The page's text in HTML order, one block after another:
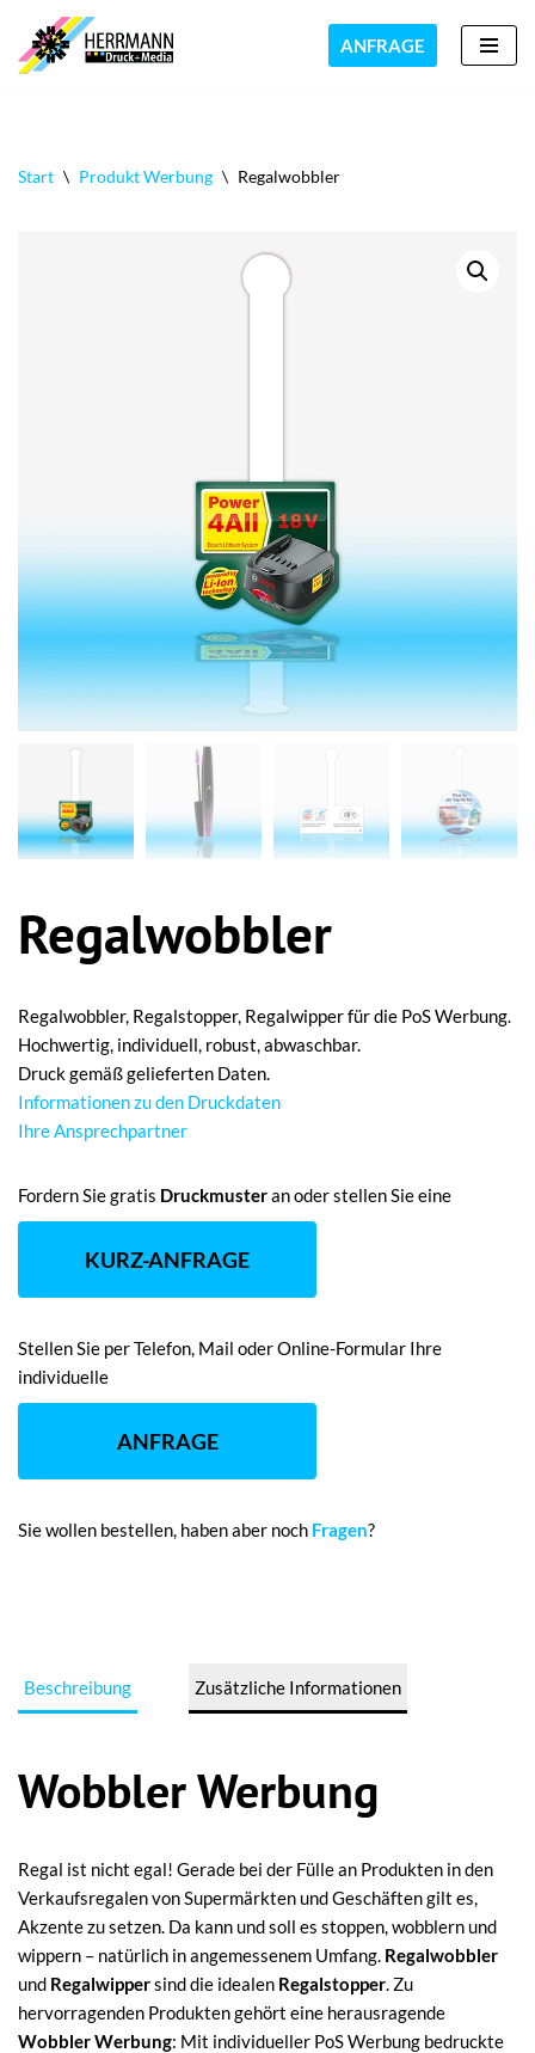
Zum
ANFRAGE
Start \ Produkt Werbung \ Regalwobbler
Regalwobbler
Regalwobbler, Regalstopper, Regalwipper für die PoS Werbung.
Hochwertig, individuell, robust, abwaschbar.
Druck gemäß gelieferten Daten.
Informationen zu den Druckdaten
Ihre Ansprechpartner
Fordern Sie gratis Druckmusteran oder stellen Sie eine
KURZ-ANFRAGE
Stellen Sie per Telefon, Mail oder Online-Formular Ihre
individuelle
ANFRAGE
Sie wollen bestellen, haben aber noch Fragen?
Beschreibung Zusätzliche Informationen
Wobbler Werbung
Regal ist nicht egal! Gerade bei der Fülle an Produkten in den
Verkaufsregalen von Supermärkten und Geschäften gilt es,
Akzente zu setzen. Da kann und soll es stoppen, wobblern und
wippern – natürlich in angemessenem Umfang. Regalwobbler
und Regalwippersind die idealen Regalstopper. Zu
hervorragenden Produkten gehört eine herausragende
Wobbler Werbung: Mit individueller PoS Werbung bedruckte